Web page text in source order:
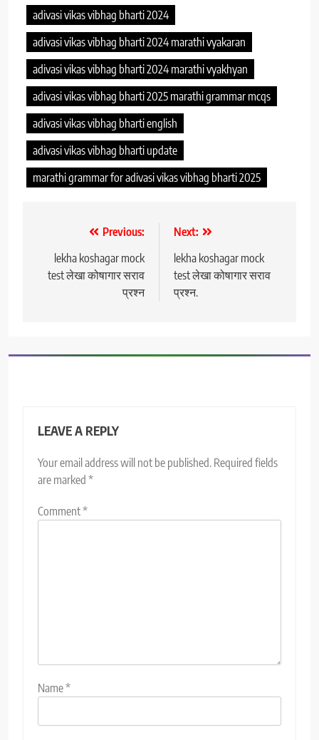
adivasi vikas vibhag bharti 2024
adivasi vikas vibhag bharti 2024 marathi vyakaran
adivasi vikas vibhag bharti 2024 marathi vyakhyan
adivasi vikas vibhag bharti 2025 marathi grammar mcqs
adivasi vikas vibhag bharti english
adivasi vikas vibhag bharti update
marathi grammar for adivasi vikas vibhag bharti 2025
navigation
Previous:
lekha koshagar mock
test लेखा कोषागार सराव
प्रश्न
Next:
lekha koshagar mock
test लेखा कोषागार सराव
प्रश्न.
LEAVE A REPLY
Your email address will not be published. Required fields
are marked *
Comment*
Name*